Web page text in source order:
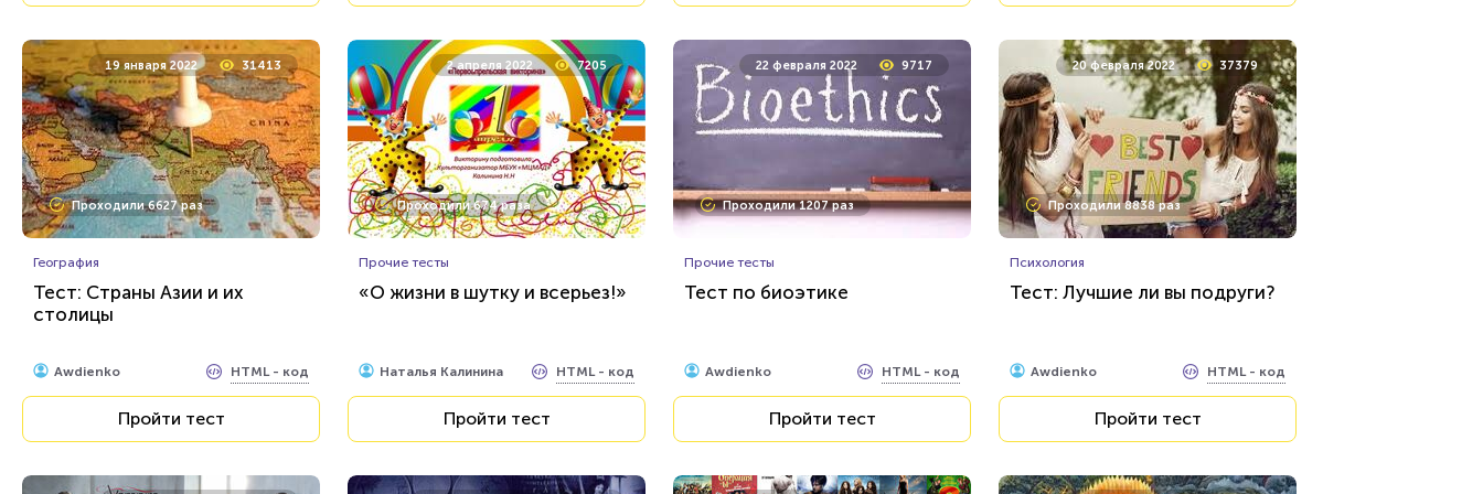
19 января 2022 31413
Проходили 6627 раз
География
Тест: Страны Азии и их
столицы
Awdienko HTML - код
Пройти тест
2 апреля 2022 7205
Проходили 674 раза
Прочие тесты
«О жизни в шутку и всерьез!»
Наталья Калинина HTML - код
Пройти тест
22 февраля 2022 9717
Проходили 1207 раз
Прочие тесты
Тест по биоэтике
Awdienko HTML - код
Пройти тест
20 февраля 2022 37379
Проходили 8838 раз
Психология
Тест: Лучшие ли вы подруги?
Awdienko HTML - код
Пройти тест